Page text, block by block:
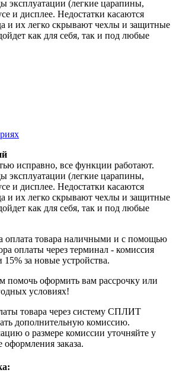
эксплуатации (легкие царапины,
и дисплее. Недостатки касаются
и их легко скрывают чехлы и защитные
как для себя, так и под любые
исправно, все функции работают.
эксплуатации (легкие царапины,
и дисплее. Недостатки касаются
и их легко скрывают чехлы и защитные
как для себя, так и под любые
оплата товара наличными и с помощью
оплаты через терминал - комиссия
15% за новые устройства.
помочь оформить вам рассрочку или
условиях!
товара через систему СПЛИТ
дополнительную комиссию.
о размере комиссии уточняйте у
оформления заказа.